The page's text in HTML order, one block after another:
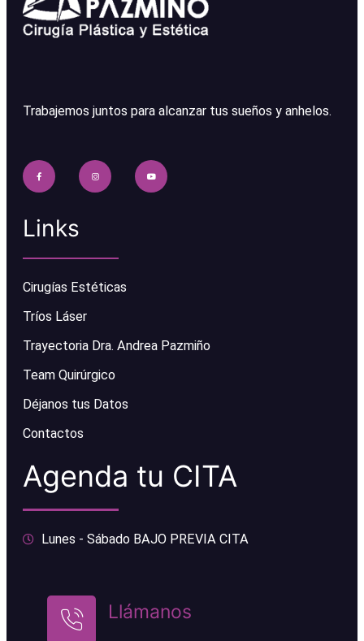
Trabajemos juntos para alcanzar tus sueños y anhelos.
Links
Cirugías Estéticas
Tríos Láser
Trayectoria Dra. Andrea Pazmiño
Team Quirúrgico
Déjanos tus Datos
Contactos
Agenda tu CITA
Lunes - Sábado BAJO PREVIA CITA
Llámanos